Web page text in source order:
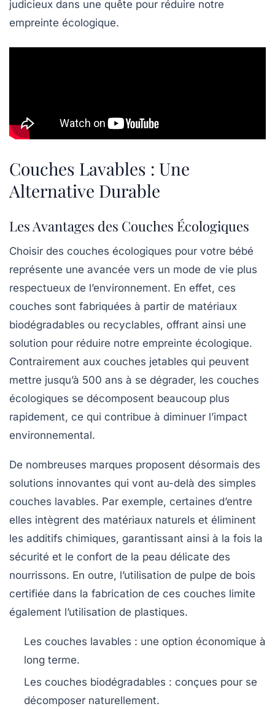
judicieux dans une quête pour réduire notre
empreinte écologique.
Couches Lavables : Une
Alternative Durable
Les Avantages des Couches Écologiques
Choisir des couches écologiques pour votre bébé
représente une avancée vers un mode de vie plus
respectueux de l’environnement. En effet, ces
couches sont fabriquées à partir de matériaux
biodégradables ou recyclables, offrant ainsi une
solution pour réduire notre empreinte écologique.
Contrairement aux couches jetables qui peuvent
mettre jusqu’à 500 ans à se dégrader, les couches
écologiques se décomposent beaucoup plus
rapidement, ce qui contribue à diminuer l’impact
environnemental.
De nombreuses marques proposent désormais des
solutions innovantes qui vont au-delà des simples
couches lavables. Par exemple, certaines d’entre
elles intègrent des matériaux naturels et éliminent
les additifs chimiques, garantissant ainsi à la fois la
sécurité et le confort de la peau délicate des
nourrissons. En outre, l’utilisation de pulpe de bois
certifiée dans la fabrication de ces couches limite
également l’utilisation de plastiques.
Les couches lavables : une option économique à
long terme.
Les couches biodégradables : conçues pour se
décomposer naturellement.